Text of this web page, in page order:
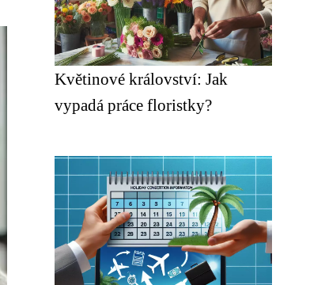
Květinové království: Jak
vypadá práce floristky?